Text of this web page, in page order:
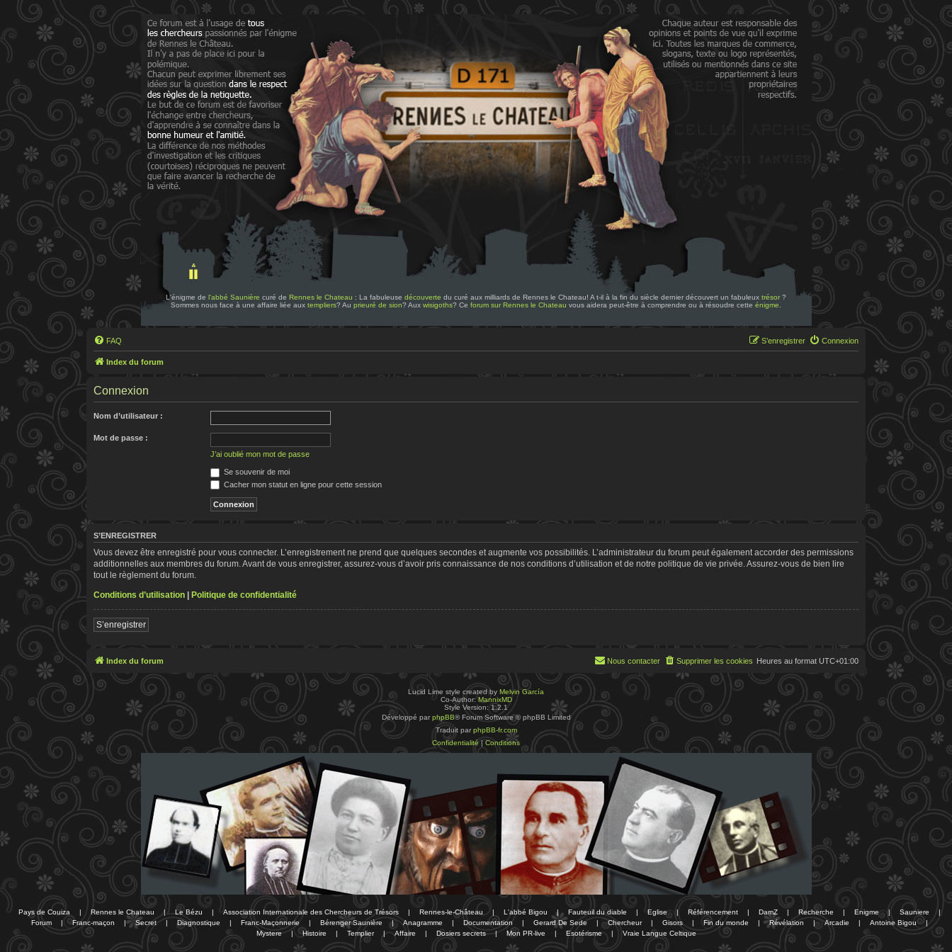
L'énigme de l'abbé Saunière curé de Rennes le Chateau : La fabuleuse découverte du curé aux milliards de Rennes le Chateau! A t-il à la fin du siècle dernier découvert un fabuleux trésor ?
Sommes nous face à une affaire liée aux templiers? Au prieuré de sion? Aux wisigoths? Ce forum sur Rennes le Chateau vous aidera peut-être à comprendre ou à résoudre cette énigme
FAQ Connexion
S’enregistrer
Index du forum
Connexion
Nom d’utilisateur :
Mot de passe :
J’ai oublié mon mot de passe
Se souvenir de moi
Cacher mon statut en ligne pour cette session
S’ENREGISTRER
Vous devez être enregistré pour vous connecter. L’enregistrement ne prend que quelques secondes et augmente vos possibilités. L’administrateur du forum peut également accorder des permissions
additionnelles aux membres du forum. Avant de vous enregistrer, assurez-vous d’avoir pris connaissance de nos conditions d’utilisation et de notre politique de vie privée. Assurez-vous de bien lire
tout le règlement du forum.
Conditions d’utilisation | Politique de confidentialité
S’enregistrer
Index du forum Heures au format UTC+01:00
Supprimer les cookies
Nous contacter
Lucid Lime style created by Melvin García
Co-Author:MannixMD
Style Version: 1.2.1
Développé par phpBB® Forum Software © phpBB Limited
Traduit par phpBB-fr.com
Confidentialité|Conditions
Pays de Couiza | Rennes le Chateau | Le Bézu | Association Internationale des Chercheurs de Trésors | Rennes-le-Château | L'abbé Bigou | Fauteuil du diable | Eglise | Référencement | DamZ | Recherche | Enigme | Sauniere
|
Forum
| Franc-maçon | Secret | Diagnostique | Franc-Maçonnerie | Bérenger Saunière | Anagramme | Documentation | Gerard De Sede | Chercheur | Gisors | Fin du monde | Révélation | Arcadie | Antoine Bigou
|
Mystere
| Histoire | Templier | Affaire | Dosiers secrets | Mon PR-live | Esotérisme | Vraie Langue Celtique